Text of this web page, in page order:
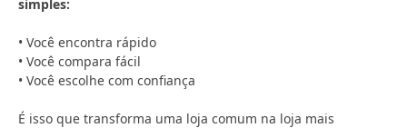
simples:
• Você encontra rápido
• Você compara fácil
• Você escolhe com confiança
É isso que transforma uma loja comum na loja mais